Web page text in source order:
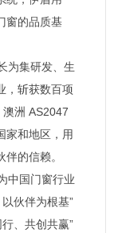
窗的品质基
为集研发、生
，斩获数百项
洲 AS2047
家和地区，用
的信赖。
中国门窗行业
伙伴为根基”
、共创共赢”